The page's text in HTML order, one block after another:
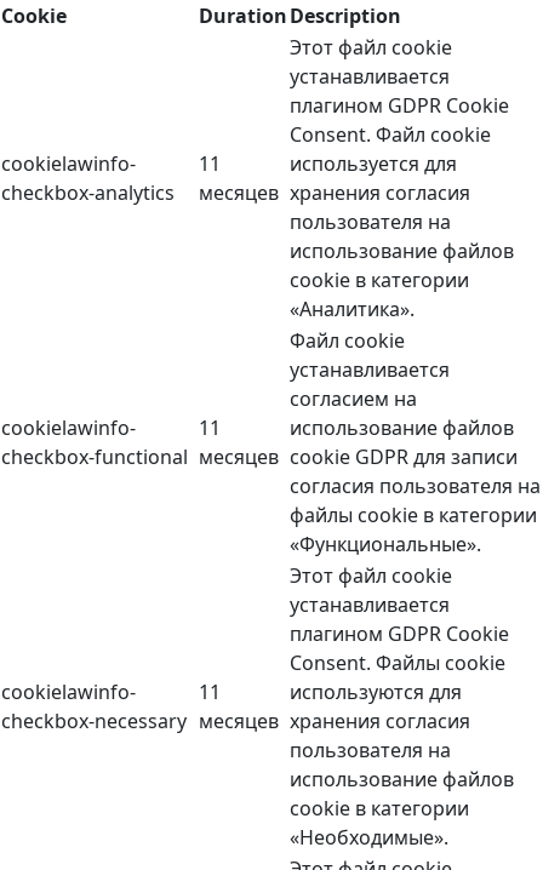
Cookie
DurationDescription
cookielawinfo-
checkbox-analytics
11
месяцев
Этот файл cookie
устанавливается
плагином GDPR Cookie
Consent. Файл cookie
используется для
хранения согласия
пользователя на
использование файлов
cookie в категории
«Аналитика».
cookielawinfo-
checkbox-functional
11
месяцев
Файл cookie
устанавливается
согласием на
использование файлов
cookie GDPR для записи
согласия пользователя на
файлы cookie в категории
«Функциональные».
cookielawinfo-
checkbox-necessary
11
месяцев
Этот файл cookie
устанавливается
плагином GDPR Cookie
Consent. Файлы cookie
используются для
хранения согласия
пользователя на
использование файлов
cookie в категории
«Необходимые».